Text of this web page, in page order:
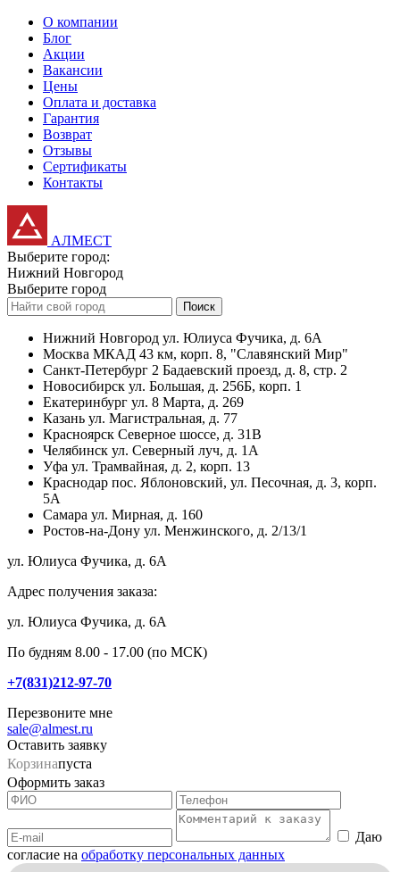
О компании
Блог
Акции
Вакансии
Цены
Оплата и доставка
Гарантия
Возврат
Отзывы
Сертификаты
Контакты
АЛМЕСТ
Выберите город:
Нижний Новгород
Выберите город
Поиск
Нижний Новгород ул. Юлиуса Фучика, д. 6А
Москва МКАД 43 км, корп. 8, "Славянский Мир"
Санкт-Петербург 2 Бадаевский проезд, д. 8, стр. 2
Новосибирск ул. Большая, д. 256Б, корп. 1
Екатеринбург ул. 8 Марта, д. 269
Казань ул. Магистральная, д. 77
Красноярск Северное шоссе, д. 31В
Челябинск ул. Северный луч, д. 1А
Уфа ул. Трамвайная, д. 2, корп. 13
Краснодар пос. Яблоновский, ул. Песочная, д. 3, корп.
5А
Самара ул. Мирная, д. 160
Ростов-на-Дону ул. Менжинского, д. 2/13/1
ул. Юлиуса Фучика, д. 6А
Адрес получения заказа:
ул. Юлиуса Фучика, д. 6А
По будням 8.00 - 17.00 (по МСК)
+7(831)212-97-70
Перезвоните мне
sale@almest.ru
Оставить заявку
Корзинапуста
Оформить заказ
Даю
согласие на обработку персональных данных